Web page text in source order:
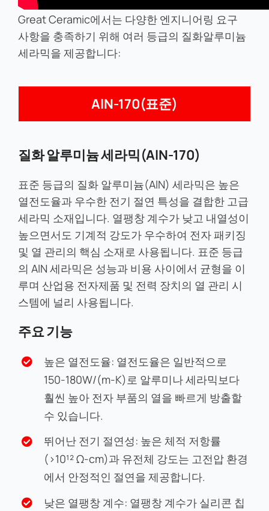
Great Ceramic에서는 다양한 엔지니어링 요구
사항을 충족하기 위해 여러 등급의 질화알루미늄
세라믹을 제공합니다:
AlN-170(표준)
질화 알루미늄 세라믹(AlN-170)
표준 등급의 질화 알루미늄(AlN) 세라믹은 높은
열전도율과 우수한 전기 절연 특성을 결합한 고급
세라믹 소재입니다. 열팽창 계수가 낮고 내열성이
높으면서도 기계적 강도가 우수하여 전자 패키징
및 열 관리의 핵심 소재로 사용됩니다. 표준 등급
의 AlN 세라믹은 성능과 비용 사이에서 균형을 이
루며 산업용 전자제품 및 전력 장치의 열 관리 시
스템에 널리 사용됩니다.
주요 기능
높은 열전도율: 열전도율은 일반적으로
150-180W/(m-K)로 알루미나 세라믹보다
훨씬 높아 전자 부품의 열을 빠르게 방출할
수 있습니다.
뛰어난 전기 절연성: 높은 체적 저항률
(>10¹² Ω-cm)과 유전체 강도는 고전압 환경
에서 안정적인 절연을 제공합니다.
낮은 열팽창 계수: 열팽창 계수가 실리콘 칩